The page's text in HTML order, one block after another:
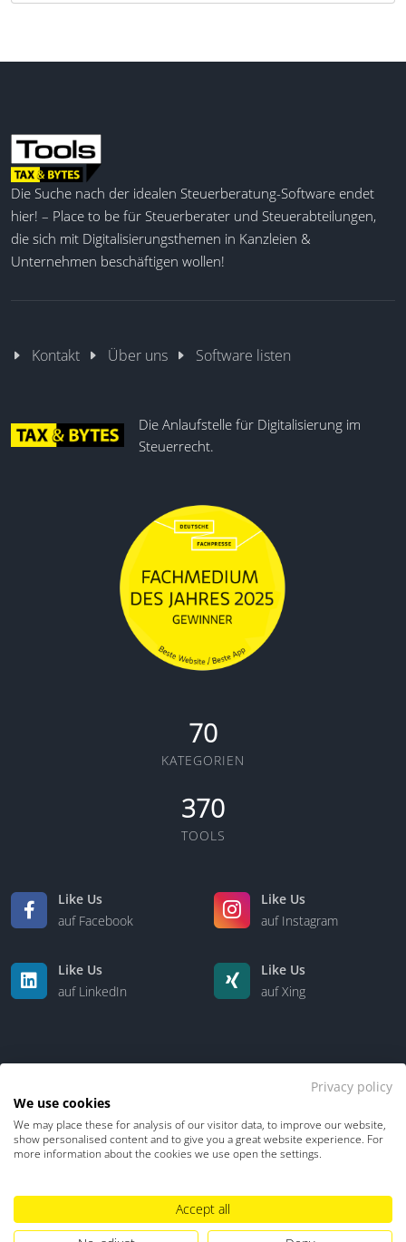
Die Suche nach der idealen Steuerberatung-Software endet
hier! – Place to be für Steuerberater und Steuerabteilungen,
die sich mit Digitalisierungsthemen in Kanzleien &
Unternehmen beschäftigen wollen!
Kontakt Über uns Software listen
Die Anlaufstelle für Digitalisierung im
Steuerrecht.
70
KATEGORIEN
370
TOOLS
Like Us
auf Facebook
Like Us
auf Instagram
Like Us
auf LinkedIn
Like Us
auf Xing
Kontakt Über uns
Impressum
Hinweisgebersystem
Umgang mit KI
Privacy policy
We use cookies
We may place these for analysis of our visitor data, to improve our website,
show personalised content and to give you a great website experience. For
more information about the cookies we use open the settings.
Accept all